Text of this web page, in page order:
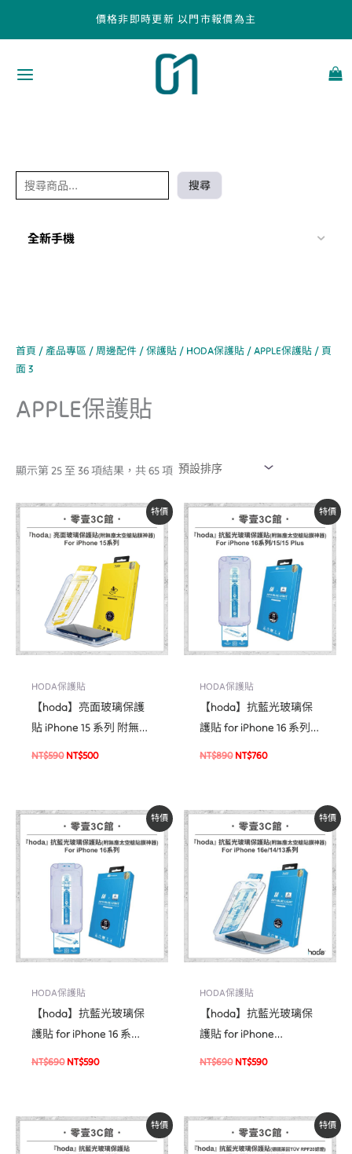
價格非即時更新 以門市報價為主
搜尋
全新手機
首頁 / 產品專區 /周邊配件 /保護貼 / HODA保護貼 /APPLE保護貼 / 頁
面 3
APPLE保護貼
顯示第 25 至 36 項結果，共 65 項
特價
HODA保護貼
【hoda】亮面玻璃保護
貼 iPhone 15 系列 附無塵
太空艙貼膜神器 高透光
NT$590
原
始
價
格：
NT$500
目
前
價
格：
NT$500。
特價
HODA保護貼
【hoda】抗藍光玻璃保
護貼 for iPhone 16 系列/
15 / 15 Plus(附無塵太空
TÜV BLR60認證)
NT$890
原
始
價
格：
NT$890。
NT$760
目
前
價
格：
NT$760。
特價
HODA保護貼
【hoda】抗藍光玻璃保
護貼 for iPhone 16 系
列/(附無塵太空艙貼膜神
RPF20認證)
NT$690
原
始
價
格：
NT$690。
NT$590
目
前
價
格：
NT$590。
特價
HODA保護貼
【hoda】抗藍光玻璃保
護貼 for iPhone
16e/14/13/13 Pro 系列(附
NT$690
原
始
價
格：
NT$590
目
前
價
格：
NT$590。
特價
原
始
價
目
前
價
特價
原
始
價
目
前
價